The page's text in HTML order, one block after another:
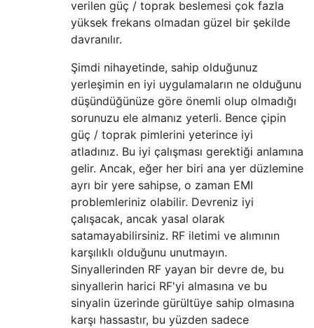
verilen güç / toprak beslemesi çok fazla
yüksek frekans olmadan güzel bir şekilde
davranılır.
Şimdi nihayetinde, sahip olduğunuz
yerleşimin en iyi uygulamaların ne olduğunu
düşündüğünüze göre önemli olup olmadığı
sorunuzu ele almanız yeterli. Bence çipin
güç / toprak pimlerini yeterince iyi
atladınız. Bu iyi çalışması gerektiği anlamına
gelir. Ancak, eğer her biri ana yer düzlemine
ayrı bir yere sahipse, o zaman EMI
problemleriniz olabilir. Devreniz iyi
çalışacak, ancak yasal olarak
satamayabilirsiniz. RF iletimi ve alımının
karşılıklı olduğunu unutmayın.
Sinyallerinden RF yayan bir devre de, bu
sinyallerin harici RF'yi almasına ve bu
sinyalin üzerinde gürültüye sahip olmasına
karşı hassastır, bu yüzden sadece